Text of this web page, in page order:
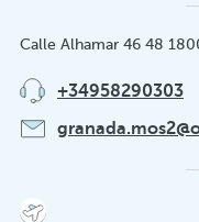
Calle Alhamar 46 48
+34958290303